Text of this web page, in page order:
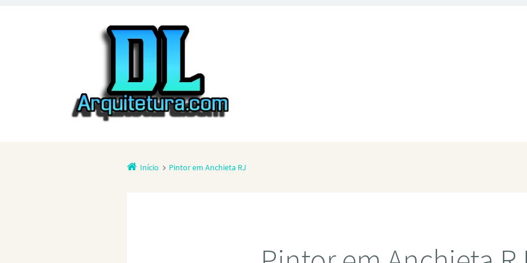
Início Pintor em Anchieta RJ